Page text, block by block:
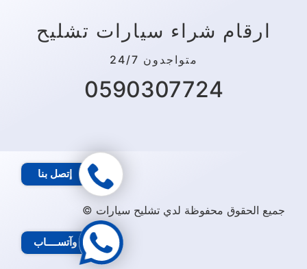
ارقام شراء سيارات تشليح
متواجدون 24/7
0590307724
جميع الحقوق محفوظة لدي تشليح سيارات ©
إتصل بنا
وآتســــاب